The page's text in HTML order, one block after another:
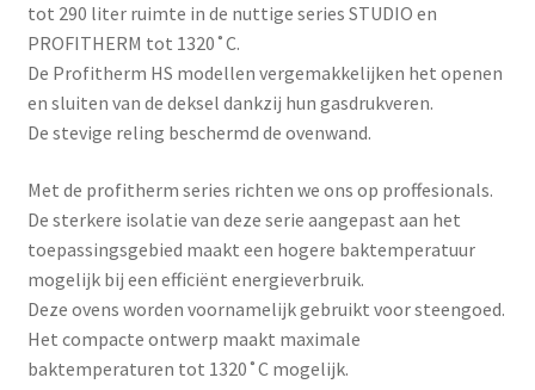
tot 290 liter ruimte in de nuttige series STUDIO en
PROFITHERM tot 1320˚C.
De Profitherm HS modellen vergemakkelijken het openen
en sluiten van de deksel dankzij hun gasdrukveren.
De stevige reling beschermd de ovenwand.
Met de profitherm series richten we ons op proffesionals.
De sterkere isolatie van deze serie aangepast aan het
toepassingsgebied maakt een hogere baktemperatuur
mogelijk bij een efficiënt energieverbruik.
Deze ovens worden voornamelijk gebruikt voor steengoed.
Het compacte ontwerp maakt maximale
baktemperaturen tot 1320˚C mogelijk.